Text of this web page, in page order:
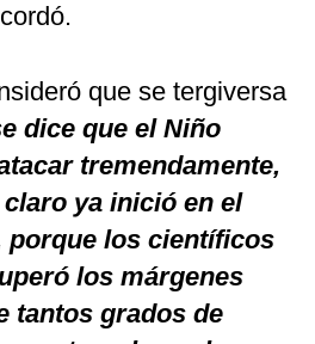
que se tergiversa
dice que el Niño
tremendamente,
ya inició en el
porque los científicos
los márgenes
tantos grados de